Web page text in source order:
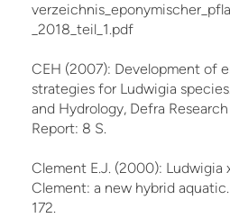
_2018_teil_1.pdf
CEH (2007): Development of
strategies for Ludwigia
and Hydrology, Defra
Report: 8 S.
Clement E.J. (2000): Ludwigia
Clement: a new hybrid
172.